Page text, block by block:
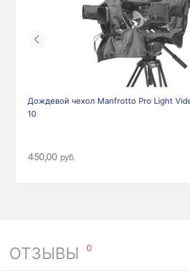
Previous
Дождевой чехол Manfrotto Pro Light
10
450,00 руб.
ОТЗЫВЫ 0